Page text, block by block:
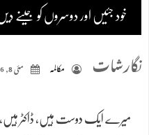
خود جئیں اور دوسروں کو جینے
نگارشات مکالمہ مئی 8, 2026
میرے ایک دوست ہیں، ڈاکٹر ہیں،